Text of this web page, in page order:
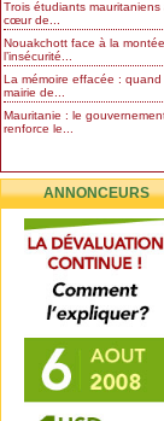
Trois étudiants mauritaniens
cœur de...
Nouakchott face à la
l’insécurité...
La mémoire effacée : quand
mairie de...
Mauritanie : le
renforce le...
ANNONCEURS